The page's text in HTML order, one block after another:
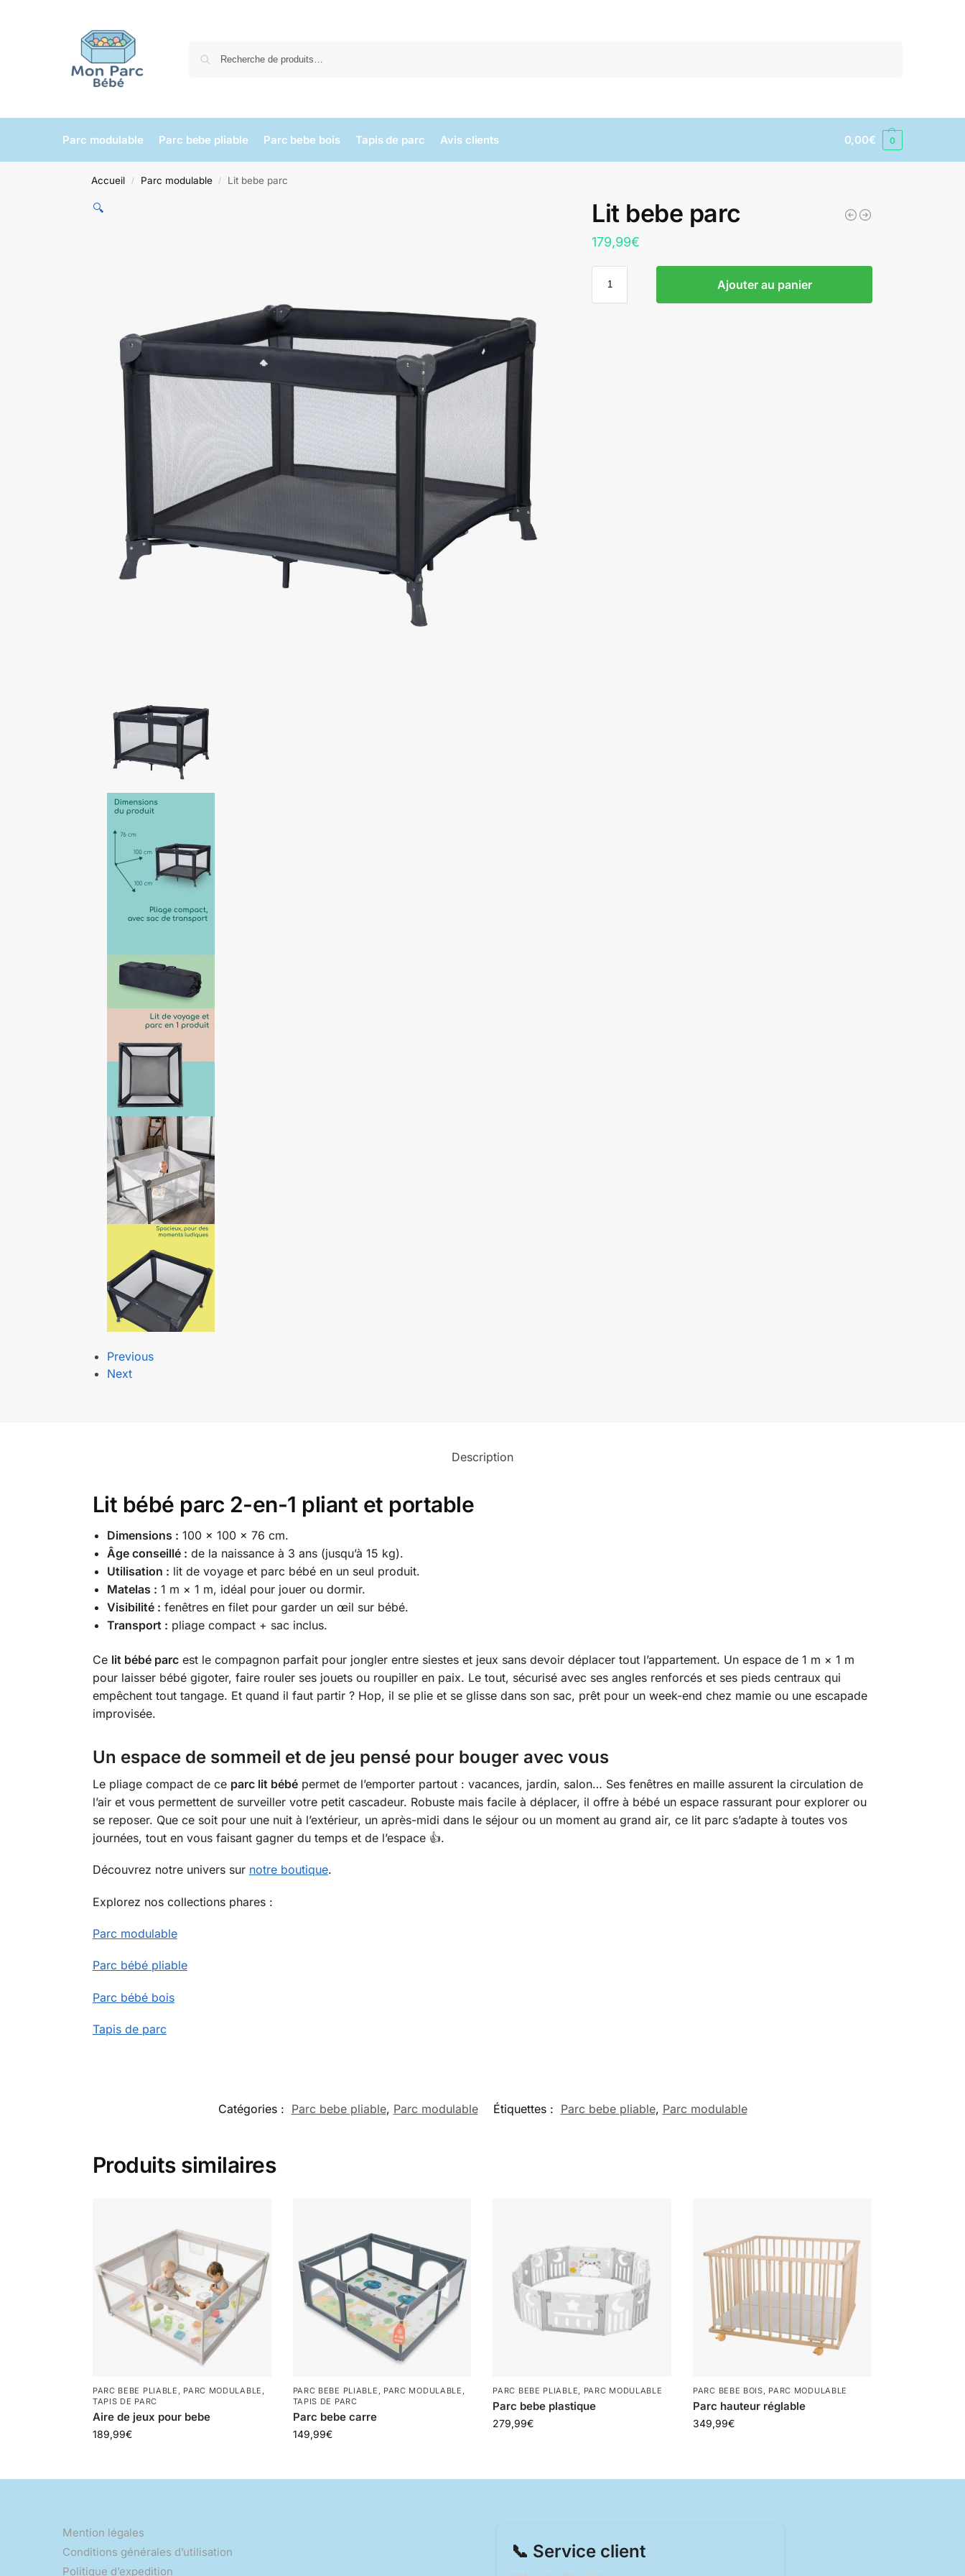
Parc modulable Parc bebe pliable Parc bebe bois Tapis de parc Avis clients 0,00€ 0
Accueil / Parc modulable / Lit bebe parc
🔍
Previous
Next
Lit bebe parc
179,99€
Ajouter au panier
Description
Lit bébé parc 2-en-1 pliant et portable
Dimensions : 100 × 100 × 76 cm.
Âge conseillé : de la naissance à 3 ans (jusqu’à 15 kg).
Utilisation : lit de voyage et parc bébé en un seul produit.
Matelas : 1 m × 1 m, idéal pour jouer ou dormir.
Visibilité : fenêtres en filet pour garder un œil sur bébé.
Transport : pliage compact + sac inclus.
Ce lit bébé parcest le compagnon parfait pour jongler entre siestes et jeux sans devoir déplacer tout l’appartement. Un espace de 1 m × 1 m
pour laisser bébé gigoter, faire rouler ses jouets ou roupiller en paix. Le tout, sécurisé avec ses angles renforcés et ses pieds centraux qui
empêchent tout tangage. Et quand il faut partir ? Hop, il se plie et se glisse dans son sac, prêt pour un week-end chez mamie ou une escapade
improvisée.
Un espace de sommeil et de jeu pensé pour bouger avec vous
Le pliage compact de ce parc lit bébépermet de l’emporter partout : vacances, jardin, salon… Ses fenêtres en maille assurent la circulation de
l’air et vous permettent de surveiller votre petit cascadeur. Robuste mais facile à déplacer, il offre à bébé un espace rassurant pour explorer ou
se reposer. Que ce soit pour une nuit à l’extérieur, un après-midi dans le séjour ou un moment au grand air, ce lit parc s’adapte à toutes vos
journées, tout en vous faisant gagner du temps et de l’espace 👍.
Découvrez notre univers sur notre boutique.
Explorez nos collections phares :
Parc modulable
Parc bébé pliable
Parc bébé bois
Tapis de parc
Catégories : Parc bebe pliable, Parc modulable Étiquettes : Parc bebe pliable, Parc modulable
Produits similaires
PARC BEBE PLIABLE , PARC MODULABLE ,
TAPIS DE PARC
Aire de jeux pour bebe
189,99€
PARC BEBE PLIABLE , PARC MODULABLE ,
TAPIS DE PARC
Parc bebe carre
149,99€
PARC BEBE PLIABLE, PARC MODULABLE
Parc bebe plastique
279,99€
PARC BEBE BOIS, PARC MODULABLE
Parc hauteur réglable
349,99€
Mention légales
Conditions générales d’utilisation
Politique d’expedition
📞 Service client